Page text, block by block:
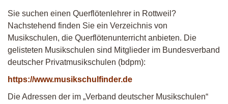
Sie suchen einen Querflötenlehrer in Rottweil?
Nachstehend finden Sie ein Verzeichnis von
Musikschulen, die Querflötenunterricht anbieten. Die
gelisteten Musikschulen sind Mitglieder im Bundesverband
deutscher Privatmusikschulen (bdpm):
https://www.musikschulfinder.de
Die Adressen der im „Verband deutscher Musikschulen“